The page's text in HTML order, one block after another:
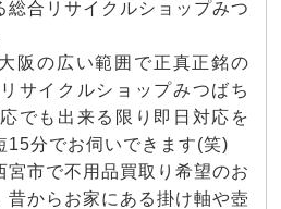
総合リサイクルショップみつ
阪の広い範囲で正真正銘の
サイクルショップみつばち
でも出来る限り即日対応を
15分でお伺いできます(笑)
宮市で不用品買取り希望のお
昔からお家にある掛け軸や壺